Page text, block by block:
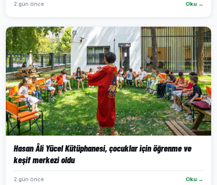
2 gün önce Oku →
Hasan Âli Yücel Kütüphanesi, çocuklar için öğrenme ve
keşif merkezi oldu
2 gün önce Oku →